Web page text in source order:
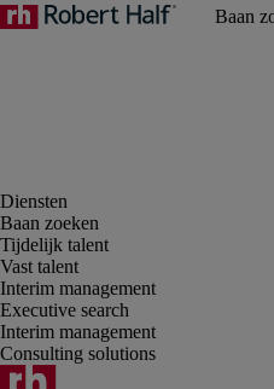
Baan zoeken
Tijdelijk talent
Vast talent
Interim management
Executive search
Interim management
Consulting solutions